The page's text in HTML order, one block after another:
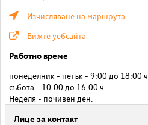
Изчисляване на маршрута
Вижте уебсайта
Работно време
понеделник - петък - 9:00 до 18:00 ч.
събота - 10:00 до 16:00 ч.
Неделя - почивен ден.
Лице за контакт